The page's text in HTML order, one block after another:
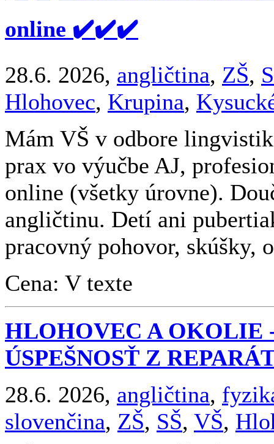
online ✔️✔️✔️
28.6. 2026, angličtina, ZŠ,
Hlohovec, Krupina,
Mám VŠ v odbore
prax vo výučbe AJ,
online (všetky úrovne).
angličtinu. Detí ani
pracovný pohovor, skúšky,
Cena: V texte
HLOHOVEC A OKOLIE
ÚSPEŠNOSŤ Z
28.6. 2026, angličtina,
slovenčina, ZŠ, SŠ, VŠ,